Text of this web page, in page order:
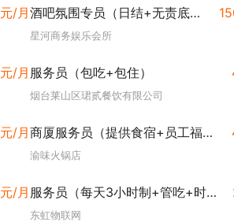
/月酒吧氛围专员（日结+无责底薪+时间自由）
星河商务娱乐会所
/月 服务员（包吃+包住）
烟台莱山区珺贰餐饮有限公司
/月商厦服务员（提供食宿+员工福利）
渝味火锅店
/月 服务员（每天3小时制+管吃+时间自由）
东虹物联网